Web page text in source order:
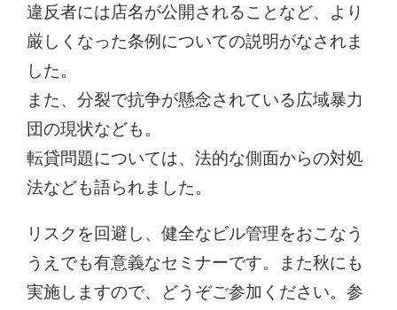
違反者には店名が公開されることなど、より
厳しくなった条例についての説明がなされま
した。
また、分裂で抗争が懸念されている広域暴力
団の現状なども。
転貸問題については、法的な側面からの対処
法なども語られました。
リスクを回避し、健全なビル管理をおこなう
うえでも有意義なセミナーです。また秋にも
実施しますので、どうぞご参加ください。参